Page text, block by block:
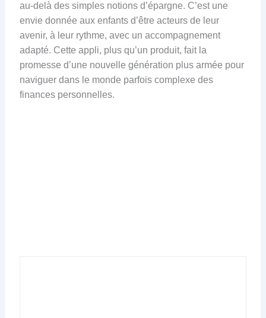
au-delà des simples notions d’épargne. C’est une
envie donnée aux enfants d’être acteurs de leur
avenir, à leur rythme, avec un accompagnement
adapté. Cette appli, plus qu’un produit, fait la
promesse d’une nouvelle génération plus armée pour
naviguer dans le monde parfois complexe des
finances personnelles.